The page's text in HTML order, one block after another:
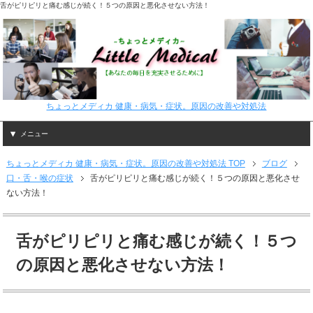
舌がピリピリと痛む感じが続く！５つの原因と悪化させない方法！
ちょっとメディカ 健康・病気・症状。原因の改善や対処法
メニュー
ちょっとメディカ 健康・病気・症状。原因の改善や対処法 TOP
ブログ
口・舌・喉の症状
舌がピリピリと痛む感じが続く！５つの原因と悪化させ
ない方法！
舌がピリピリと痛む感じが続く！５つ
の原因と悪化させない方法！